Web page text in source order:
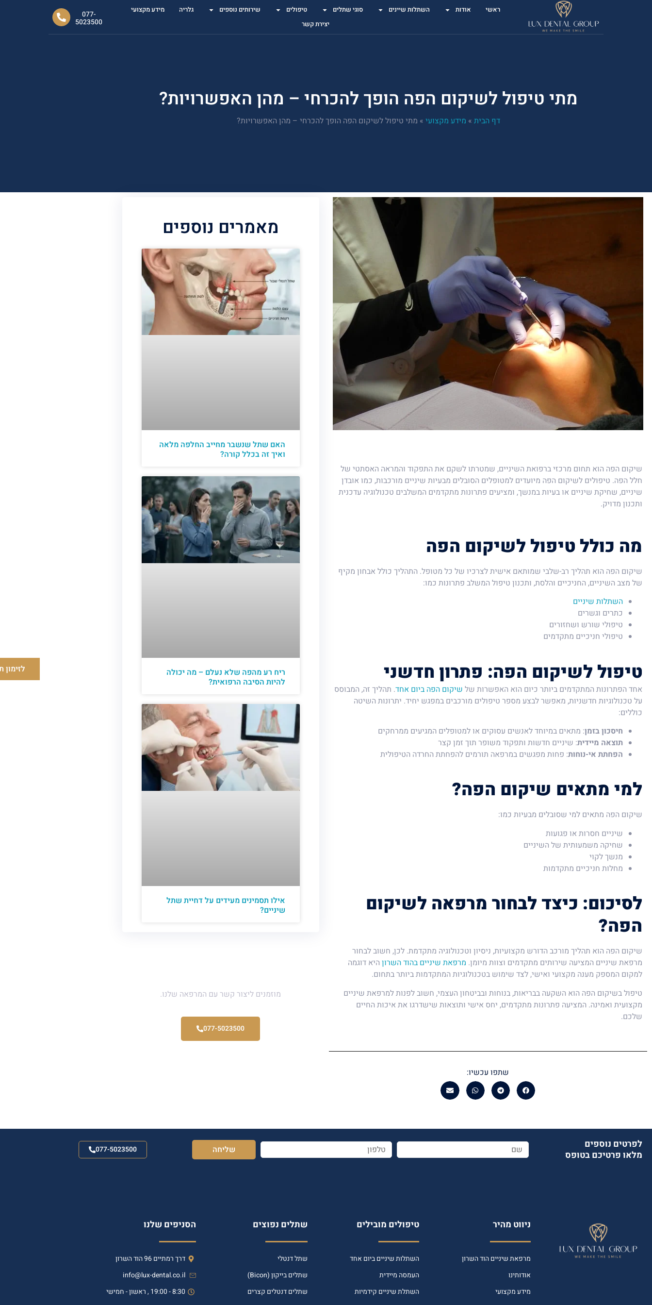
ראשי אודות השתלות שיינים סוגי שתלים טיפולים שירותים נוספים גלריה
מידע מקצועי
יצירת קשר
077-
5023500
לזימון
מתי טיפול לשיקום הפה הופך להכרחי – מהן האפשרויות?
דף הבית » מידע מקצועי » מתי טיפול לשיקום הפה הופך להכרחי – מהן האפשרויות?
שיקום הפה הוא תחום מרכזי ברפואת השיניים, שמטרתו לשקם את התפקוד והמראה האסתטי של
חלל הפה. טיפולים לשיקום הפה מיועדים למטופלים הסובלים מבעיות שיניים מורכבות, כמו אובדן
שיניים, שחיקת שיניים או בעיות במנשך, ומציעים פתרונות מתקדמים המשלבים טכנולוגיה עדכנית
ותכנון מדויק.
מה כולל טיפול לשיקום הפה
שיקום הפה הוא תהליך רב-שלבי שמותאם אישית לצרכיו של כל מטופל. התהליך כולל אבחון מקיף
של מצב השיניים, החניכיים והלסת, ותכנון טיפול המשלב פתרונות כמו:
השתלות שיניים
כתרים וגשרים
טיפולי שורש ושחזורים
טיפולי חניכיים מתקדמים
טיפול לשיקום הפה: פתרון חדשני
אחד הפתרונות המתקדמים ביותר כיום הוא האפשרות של שיקום הפה ביום אחד. תהליך זה, המבוסס
על טכנולוגיות חדשניות, מאפשר לבצע מספר טיפולים מורכבים במפגש יחיד. יתרונות השיטה
כוללים:
חיסכון בזמן: מתאים במיוחד לאנשים עסוקים או למטופלים המגיעים ממרחקים
תוצאה מיידית: שיניים חדשות ותפקוד משופר תוך זמן קצר
הפחתת אי-נוחות: פחות מפגשים במרפאה תורמים להפחתת החרדה הטיפולית
למי מתאים שיקום הפה?
שיקום הפה מתאים למי שסובלים מבעיות כמו:
שיניים חסרות או פגועות
שחיקה משמעותית של השיניים
מנשך לקוי
מחלות חניכיים מתקדמות
לסיכום: כיצד לבחור מרפאה לשיקום
הפה?
שיקום הפה הוא תהליך מורכב הדורש מקצועיות, ניסיון וטכנולוגיה מתקדמת. לכן, חשוב לבחור
מרפאת שיניים המציעה שירותים מתקדמים וצוות מיומן. מרפאת שיניים בהוד השרוןהיא דוגמה
למקום המספק מענה מקצועי ואישי, לצד שימוש בטכנולוגיות המתקדמות ביותר בתחום.
טיפול בשיקום הפה הוא השקעה בבריאות, בנוחות ובביטחון העצמי, חשוב לפנות למרפאת שיניים
מקצועית ואמינה. המציעה פתרונות מתקדמים, יחס אישי ותוצאות שישדרגו את איכות החיים
שלכם.
שתפו עכשיו:
מאמרים נוספים
האם שתל שנשבר מחייב החלפה מלאה
ואיך זה בכלל קורה?
ריח רע מהפה שלא נעלם – מה יכולה
להיות הסיבה הרפואית?
אילו תסמינים מעידים על דחיית שתל
שיניים?
מוזמנים ליצור קשר עם המרפאה שלנו.
077-5023500
לפרטים נוספים
מלאו פרטיכם בטופס
שליחה 077-5023500
ניווט מהיר
מרפאת שיניים הוד השרון
אודותינו
מידע מקצועי
טיפולים מובילים
השתלות שיניים ביום אחד
העמסה מיידית
השתלת שיניים קידמיות
שתלים נפוצים
שתל דנטלי
שתלים בייקון (Bicon)
שתלים דנטלים קצרים
הסניפים שלנו
דרך רמתיים 96 הוד השרון
info@lux-dental.co.il
8:30 - 19:00 , ראשון - חמישי